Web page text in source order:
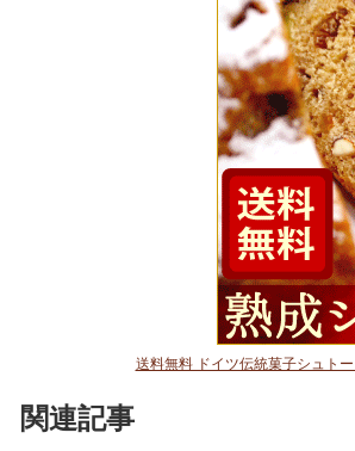
送料無料 ドイツ伝統菓子シュ
関連記事